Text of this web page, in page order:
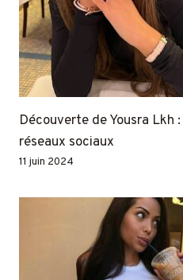
Découverte de Yousra Lkh
réseaux sociaux
11 juin 2024